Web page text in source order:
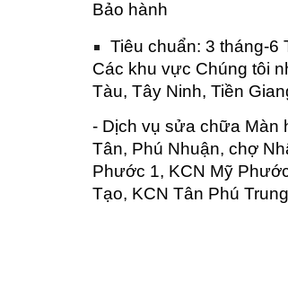
Bảo hành
Tiêu chuẩn: 3 tháng-6
Các khu vực Chúng tôi
Tàu, Tây Ninh, Tiền
- Dịch vụ sửa chữa Màn
Tân, Phú Nhuận, chợ
Phước 1, KCN Mỹ
Tạo, KCN Tân Phú